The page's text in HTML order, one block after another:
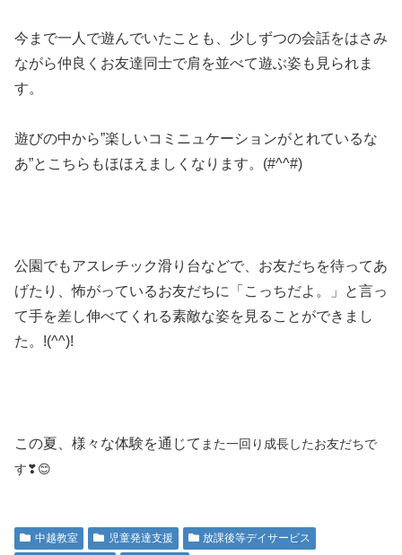
今まで一人で遊んでいたことも、少しずつの会話をはさみ
ながら仲良くお友達同士で肩を並べて遊ぶ姿も見られま
す。
遊びの中から”楽しいコミニュケーションがとれているな
あ”とこちらもほほえましくなります。(#^^#)
公園でもアスレチック滑り台などで、お友だちを待ってあ
げたり、怖がっているお友だちに「こっちだよ。」と言っ
て手を差し伸べてくれる素敵な姿を見ることができまし
た。!(^^)!
この夏、様々な体験を通じて また一回り成長したお友だちで
す❣😊
中越教室 児童発達支援
放課後等デイサービス